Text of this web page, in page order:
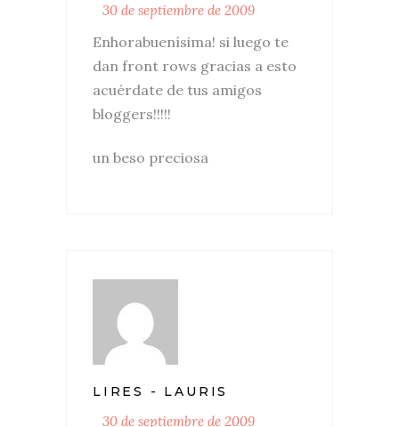
30 de septiembre de 2009
Enhorabuenísima! si luego te
dan front rows gracias a esto
acuérdate de tus amigos
bloggers!!!!!
un beso preciosa
LIRES - LAURIS
30 de septiembre de 2009